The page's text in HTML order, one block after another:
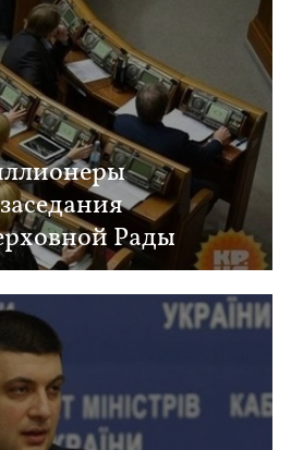
Рады